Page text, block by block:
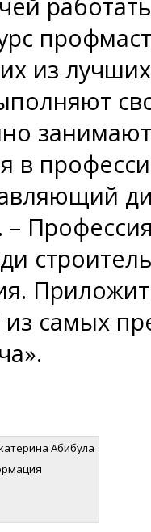
из
в
–
самых
Абибула